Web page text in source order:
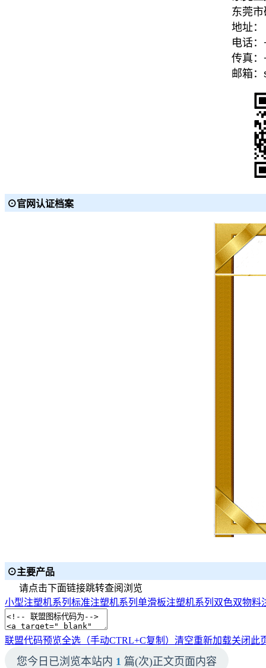
东莞
地址
电话
传真
邮箱
⊙官网认证档案
⊙主要产品
请点击下面链接跳转查阅浏览
小型注塑机系列 标准注塑机系列 单滑板注塑机系列 双色双物料
联盟代码预览全选（手动CTRL+C复制） 清空重新加载关闭此
您今日已浏览本站内 1 篇(次)正文页面内容